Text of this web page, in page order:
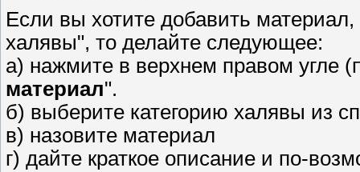
Если вы хотите добавить
халявы", то делайте следующее:
а) нажмите в верхнем правом угле
материал".
б) выберите категорию халявы из
в) назовите материал
г) дайте краткое описание и по-